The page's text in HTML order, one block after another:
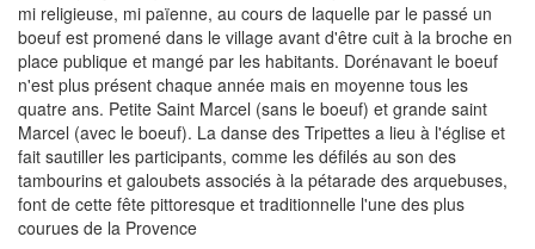
mi religieuse, mi païenne, au cours de laquelle par le passé un
boeuf est promené dans le village avant d'être cuit à la broche en
place publique et mangé par les habitants. Dorénavant le boeuf
n'est plus présent chaque année mais en moyenne tous les
quatre ans. Petite Saint Marcel (sans le boeuf) et grande saint
Marcel (avec le boeuf). La danse des Tripettes a lieu à l'église et
fait sautiller les participants, comme les défilés au son des
tambourins et galoubets associés à la pétarade des arquebuses,
font de cette fête pittoresque et traditionnelle l'une des plus
courues de la Provence